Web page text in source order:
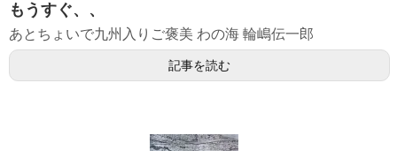
もうすぐ、、
あとちょいで九州入りご褒美 わの海 輪嶋伝一郎
記事を読む